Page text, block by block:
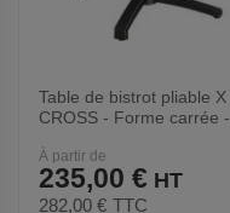
Table de bistrot pliable X
CROSS - Forme carrée -
À partir de
235,00 €
282,00 € TTC